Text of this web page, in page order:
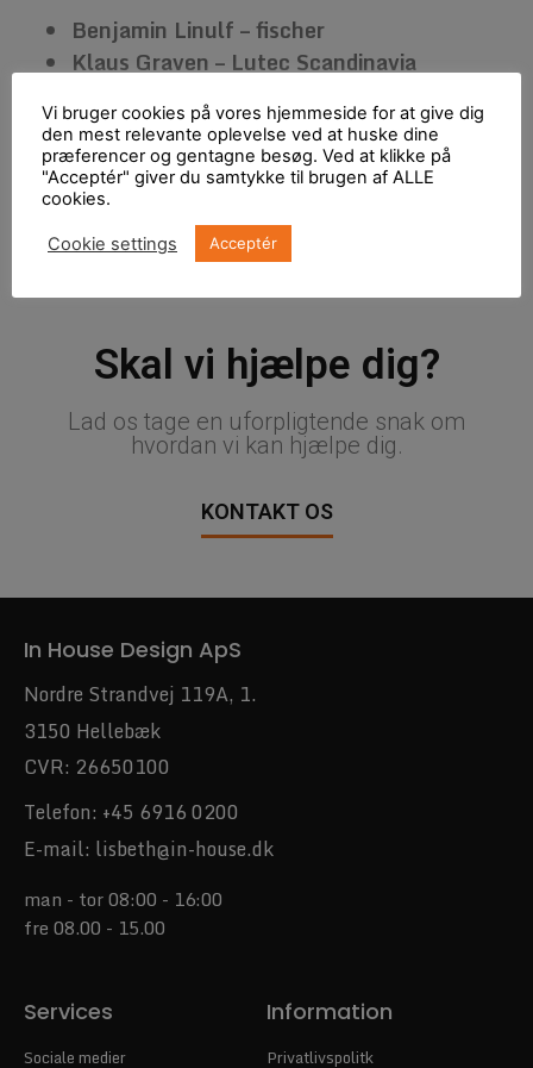
Benjamin Linulf – fischer
Klaus Graven – Lutec Scandinavia
Allan Møller – Your Clean Air Partner
Christa Hachmann – Elektro Svendborg /
Bosch Car Service
H. C. Ellingsgaard – Rødekors
Skal vi hjælpe dig?
Lad os tage en uforpligtende snak om
hvordan vi kan hjælpe dig.
KONTAKT OS
In House Design ApS
Nordre Strandvej 119A, 1.
3150 Hellebæk
CVR: 26650100
Telefon: +45 6916 0200
E-mail: lisbeth@in-house.dk
man - tor 08:00 - 16:00
fre 08.00 - 15.00
Services
Sociale medier
Information
Privatlivspolitk
Vi bruger cookies på vores hjemmeside for at give dig
den mest relevante oplevelse ved at huske dine
præferencer og gentagne besøg. Ved at klikke på
"Acceptér" giver du samtykke til brugen af ALLE
cookies.
Cookie settings Acceptér